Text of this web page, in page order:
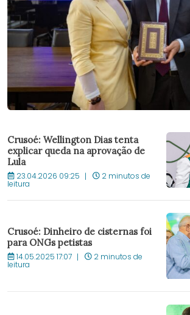
Crusoé: Wellington Dias tenta
explicar queda na aprovação de
Lula
23.04.2026 09:25 2 minutos de
leitura
Crusoé: Dinheiro de cisternas foi
para ONGs petistas
14.05.2025 17:07 2 minutos de
leitura